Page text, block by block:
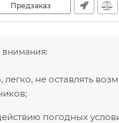
Предзаказ
внимания:
не оставлять
погодных